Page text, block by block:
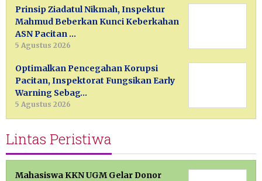
Prinsip Ziadatul Nikmah, Inspektur
Mahmud Beberkan Kunci Keberkahan
ASN Pacitan …
5 Agustus 2026
Optimalkan Pencegahan Korupsi
Pacitan, Inspektorat Fungsikan Early
Warning Sebag…
5 Agustus 2026
Lintas Peristiwa
Mahasiswa KKN UGM Gelar Donor